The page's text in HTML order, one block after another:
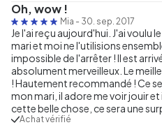
Oh, wow !
Mia - 30. sep. 2017
Je l'ai reçu aujourd'hui. J'ai voulu
mari et moi ne l'utilisions
impossible de l'arrêter ! Il est
absolument merveilleux. Le
! Hautement recommandé ! Ce
mon mari, il adore me voir jouir et
cette belle chose, ce sera une
Achat vérifié